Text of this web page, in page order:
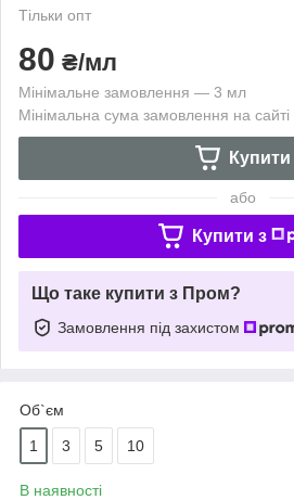
Тільки опт
80 ₴/мл
Мінімальне замовлення — 3 мл
Мінімальна сума замовлення на
Купити
або
Купити з
Що таке купити з Пром?
Замовлення під захистом
Об`єм
1 3 5 10
В наявності